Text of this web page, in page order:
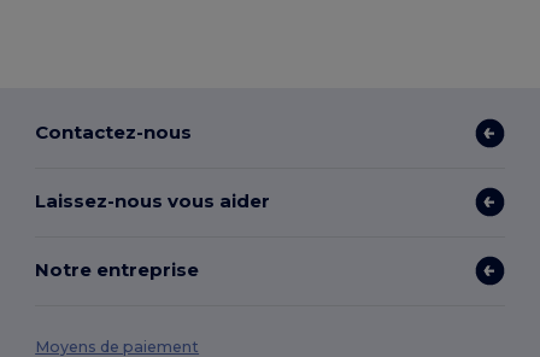
Contactez-nous
Laissez-nous vous aider
Notre entreprise
Moyens de paiement